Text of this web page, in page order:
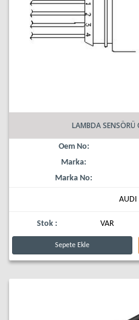
LAMBDA SENSÖRÜ
Oem No:
Marka:
Marka No:
AUDI
Stok : VAR
Sepete Ekle